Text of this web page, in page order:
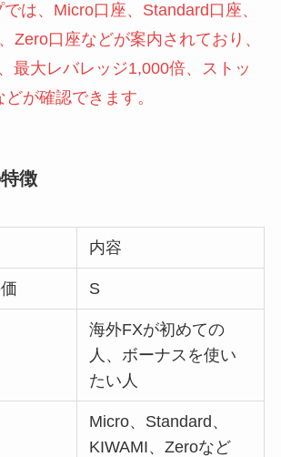
は、Micro口座、Standard口座、
Zero口座などが案内されており、
最大レバレッジ1,000倍、ストッ
が確認できます。
徴
内容
S
海外FXが初めての
人、ボーナスを使い
たい人
Micro、Standard、
KIWAMI、Zeroなど